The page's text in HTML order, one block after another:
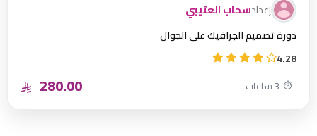
إعدادسحاب العتيبي
دورة تصميم الجرافيك على الجوال
4.28
280.00 ⏱ 3 ساعات